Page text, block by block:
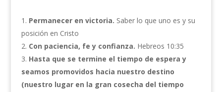
Permanecer en victoria. Saber lo que uno es y su
posición en Cristo
Con paciencia, fe y confianza. Hebreos 10:35
Hasta que se termine el tiempo de espera y
seamos promovidos hacia nuestro destino
(nuestro lugar en la gran cosecha del tiempo